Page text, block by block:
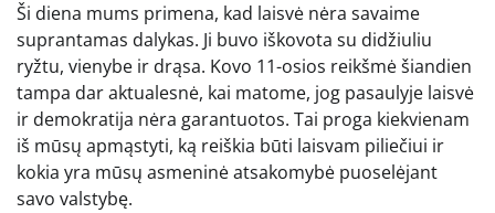
Ši diena mums primena, kad laisvė nėra savaime
suprantamas dalykas. Ji buvo iškovota su didžiuliu
ryžtu, vienybe ir drąsa. Kovo 11-osios reikšmė šiandien
tampa dar aktualesnė, kai matome, jog pasaulyje laisvė
ir demokratija nėra garantuotos. Tai proga kiekvienam
iš mūsų apmąstyti, ką reiškia būti laisvam piliečiui ir
kokia yra mūsų asmeninė atsakomybė puoselėjant
savo valstybę.